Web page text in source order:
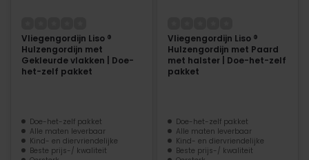
Vliegengordijn Liso ®
Hulzengordijn met
Gekleurde vlakken | Doe-
het-zelf pakket
Doe-het-zelf pakket
Alle maten leverbaar
Kind- en diervriendelijke
Beste prijs-/ kwaliteit
Vliegengordijn Liso ®
Hulzengordijn met Paard
met halster | Doe-het-zelf
pakket
Doe-het-zelf pakket
Alle maten leverbaar
Kind- en diervriendelijke
Beste prijs-/ kwaliteit